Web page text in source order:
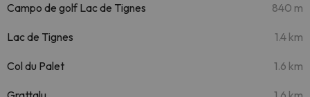
Campo de golf Lac de Tignes 840 m
Lac de Tignes 1.4 km
Col du Palet 1.6 km